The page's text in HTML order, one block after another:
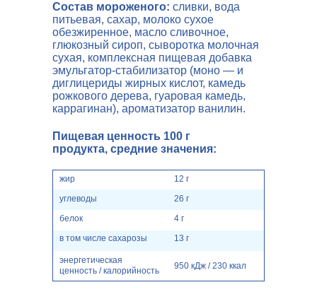
Состав мороженого: сливки, вода
питьевая, сахар, молоко сухое
обезжиренное, масло сливочное,
глюкозный сироп, сыворотка молочная
сухая, комплексная пищевая добавка
эмульгатор-стабилизатор (моно — и
диглицериды жирных кислот, камедь
рожкового дерева, гуаровая камедь,
каррагинан), ароматизатор ванилин.
Пищевая ценность 100 г
продукта, средние значения:
жир
углеводы
белок
в том числе сахарозы
12 г
26 г
4 г
13 г
энергетическая
ценность / калорийность
950 кДж / 230 ккал